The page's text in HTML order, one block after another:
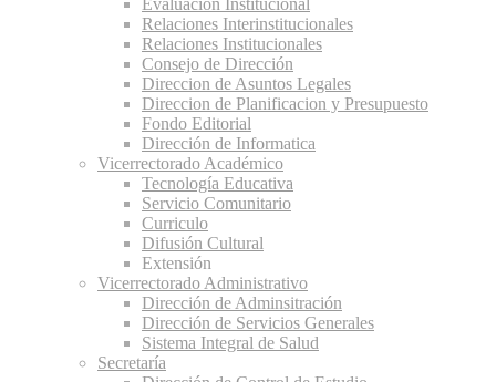
Evaluación Institucional
Relaciones Interinstitucionales
Relaciones Institucionales
Consejo de Dirección
Direccion de Asuntos Legales
Direccion de Planificacion y Presupuesto
Fondo Editorial
Dirección de Informatica
Vicerrectorado Académico
Tecnología Educativa
Servicio Comunitario
Curriculo
Difusión Cultural
Extensión
Vicerrectorado Administrativo
Dirección de Adminsitración
Dirección de Servicios Generales
Sistema Integral de Salud
Secretaría